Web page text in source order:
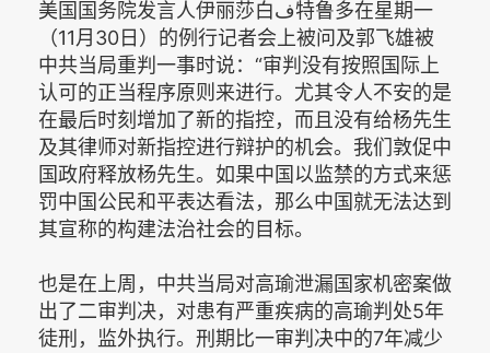
美国国务院发言人伊丽莎白ف特鲁多在星期一
（11月30日）的例行记者会上被问及郭飞雄被
中共当局重判一事时说：“审判没有按照国际上
认可的正当程序原则来进行。尤其令人不安的是
在最后时刻增加了新的指控，而且没有给杨先生
及其律师对新指控进行辩护的机会。我们敦促中
国政府释放杨先生。如果中国以监禁的方式来惩
罚中国公民和平表达看法，那么中国就无法达到
其宣称的构建法治社会的目标。
也是在上周，中共当局对高瑜泄漏国家机密案做
出了二审判决，对患有严重疾病的高瑜判处5年
徒刑，监外执行。刑期比一审判决中的7年减少